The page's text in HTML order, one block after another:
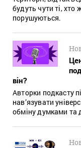
будуть чути ті, хто
порушуються.
він?
Авторки подкасту
нав’язувати
обміну думками та